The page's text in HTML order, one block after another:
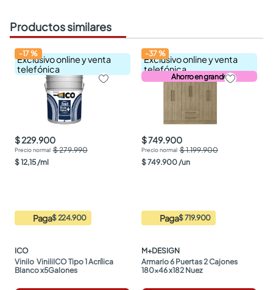
Productos similares
Exclusivo online y venta
telefónica
-17%
$ 229.900
$ 279.990
$12,15/ml
Paga$ 224.900
ICO
Vinilo  ViniliICO Tipo 1 Acrílica
Blanco x5Galones
Exclusivo online y venta
telefónica
Ahorro en grande
-37%
$ 749.900
$ 1.199.900
$749.900/un
Paga$ 719.900
M+DESIGN
Armario 6 Puertas 2 Cajones
180x46 x182 Nuez